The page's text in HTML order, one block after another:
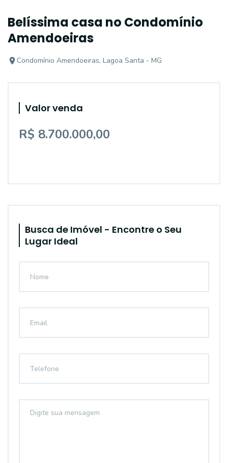
Belíssima casa no Condomínio
Amendoeiras
Condomínio Amendoeiras, Lagoa Santa - MG
Valor venda
R$ 8.700.000,00
Busca de Imóvel - Encontre o Seu
Lugar Ideal